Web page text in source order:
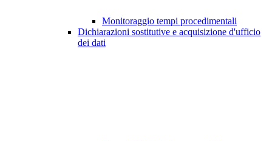
Monitoraggio tempi procedimentali
Dichiarazioni sostitutive e acquisizione d'ufficio
dei dati